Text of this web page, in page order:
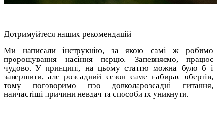
Дотримуйтеся наших рекомендацій
Ми написали інструкцію, за якою самі ж робимо
пророщування насіння перцю. Запевняємо, працює
чудово. У принципі, на цьому статтю можна було б і
завершити, але розсадний сезон саме набирає обертів,
тому поговоримо про довколарозсадні питання,
найчастіші причини невдач та способи їх уникнути.